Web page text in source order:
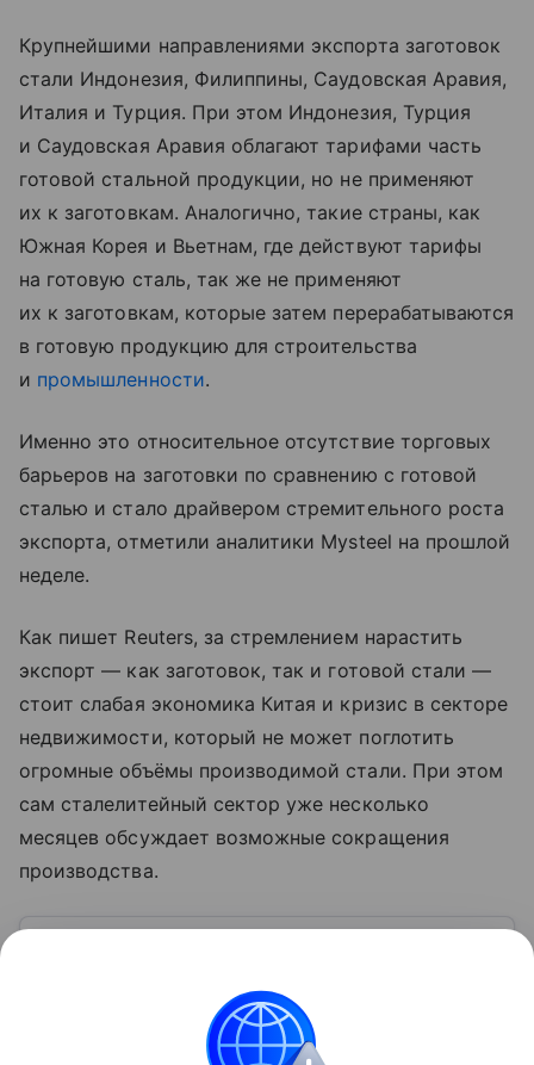
Крупнейшими направлениями экспорта заготовок
стали Индонезия, Филиппины, Саудовская Аравия,
Италия и Турция. При этом Индонезия, Турция
и Саудовская Аравия облагают тарифами часть
готовой стальной продукции, но не применяют
их к заготовкам. Аналогично, такие страны, как
Южная Корея и Вьетнам, где действуют тарифы
на готовую сталь, так же не применяют
их к заготовкам, которые затем перерабатываются
в готовую продукцию для строительства
и промышленности.
Именно это относительное отсутствие торговых
барьеров на заготовки по сравнению с готовой
сталью и стало драйвером стремительного роста
экспорта, отметили аналитики Mysteel на прошлой
неделе.
Как пишет Reuters, за стремлением нарастить
экспорт — как заготовок, так и готовой стали —
стоит слабая экономика Китая и кризис в секторе
недвижимости, который не может поглотить
огромные объёмы производимой стали. При этом
сам сталелитейный сектор уже несколько
месяцев обсуждает возможные сокращения
производства.
В глобальном мире перемещение товаров и услуг
из одной страны в другую для продажи — это